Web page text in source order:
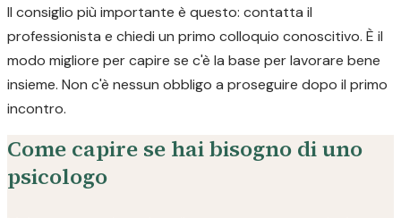
Il consiglio più importante è questo: contatta il
professionista e chiedi un primo colloquio conoscitivo. È il
modo migliore per capire se c'è la base per lavorare bene
insieme. Non c'è nessun obbligo a proseguire dopo il primo
incontro.
Come capire se hai bisogno di uno
psicologo